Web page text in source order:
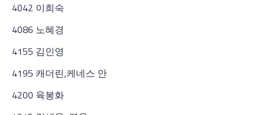
4042 이희숙
4086 노혜경
4155 김인영
4195 캐더린,케네스 안
4200 육봉화